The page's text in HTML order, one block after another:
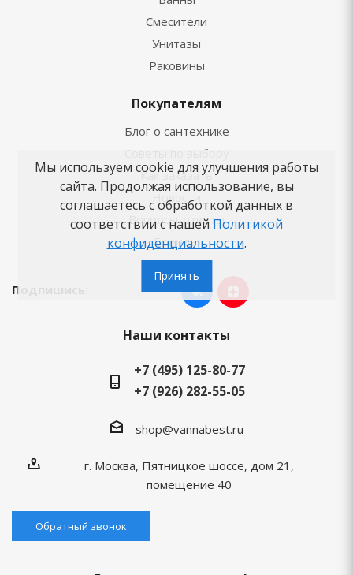
Смесители
Унитазы
Раковины
Покупателям
Блог о сантехнике
Советы по выбору
Как заказать
Новости
Вопросы-ответы
Бренды
Подпишись:
Наши контакты
+7 (495) 125-80-77
+7 (926) 282-55-05
shop@vannabest.ru
г. Москва, Пятницкое шоссе, дом 21,
помещение 40
Обратный звонок
Мы используем cookie для улучшения работы
сайта. Продолжая использование, вы
соглашаетесь с обработкой данных в
соответствии с нашей Политикой
конфиденциальности.
Принять